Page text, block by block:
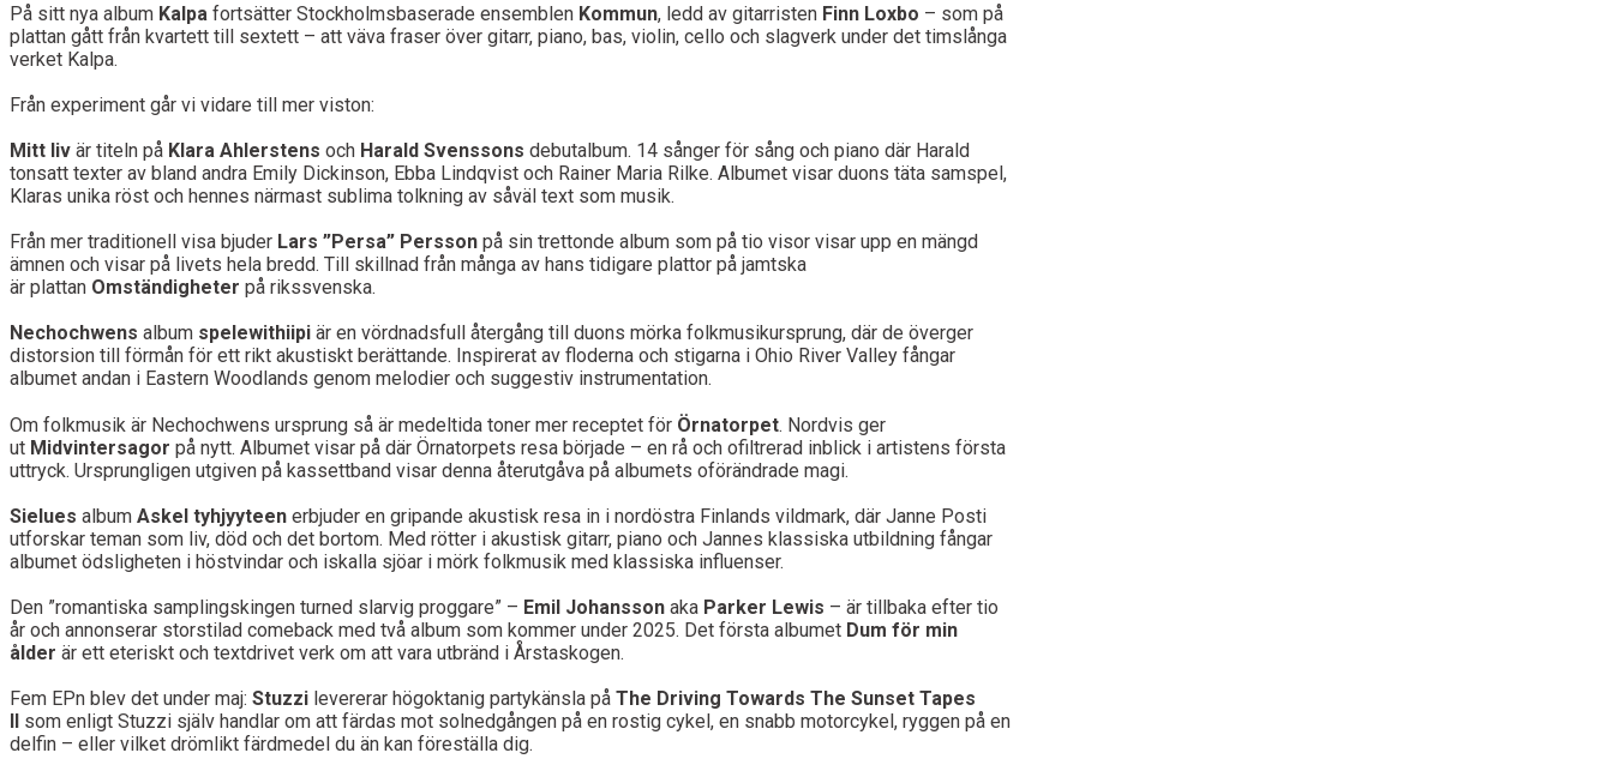
På sitt nya album Kalpa fortsätter Stockholmsbaserade ensemblen Kommun, ledd av gitarristen Finn Loxbo – som på
plattan gått från kvartett till sextett – att väva fraser över gitarr, piano, bas, violin, cello och slagverk under det timslånga
verket Kalpa.
Från experiment går vi vidare till mer viston:
Mitt liv är titeln på Klara Ahlerstens och Harald Svenssons debutalbum. 14 sånger för sång och piano där Harald
tonsatt texter av bland andra Emily Dickinson, Ebba Lindqvist och Rainer Maria Rilke. Albumet visar duons täta samspel,
Klaras unika röst och hennes närmast sublima tolkning av såväl text som musik.
Från mer traditionell visa bjuder Lars ”Persa” Persson på sin trettonde album som på tio visor visar upp en mängd
ämnen och visar på livets hela bredd. Till skillnad från många av hans tidigare plattor på jamtska
är plattan Omständigheter på rikssvenska.
Nechochwens album spelewithiipi är en vördnadsfull återgång till duons mörka folkmusikursprung, där de överger
distorsion till förmån för ett rikt akustiskt berättande. Inspirerat av floderna och stigarna i Ohio River Valley fångar
albumet andan i Eastern Woodlands genom melodier och suggestiv instrumentation.
Om folkmusik är Nechochwens ursprung så är medeltida toner mer receptet för Örnatorpet. Nordvis ger
ut Midvintersagor på nytt. Albumet visar på där Örnatorpets resa började – en rå och ofiltrerad inblick i artistens första
uttryck. Ursprungligen utgiven på kassettband visar denna återutgåva på albumets oförändrade magi.
Sielues album Askel tyhjyyteen erbjuder en gripande akustisk resa in i nordöstra Finlands vildmark, där Janne Posti
utforskar teman som liv, död och det bortom. Med rötter i akustisk gitarr, piano och Jannes klassiska utbildning fångar
albumet ödsligheten i höstvindar och iskalla sjöar i mörk folkmusik med klassiska influenser.
Den ”romantiska samplingskingen turned slarvig proggare” – Emil Johansson aka Parker Lewis – är tillbaka efter tio
år och annonserar storstilad comeback med två album som kommer under 2025. Det första albumet Dum för min
ålder är ett eteriskt och textdrivet verk om att vara utbränd i Årstaskogen.
Fem EPn blev det under maj: Stuzzi levererar högoktanig partykänsla på The Driving Towards The Sunset Tapes
II som enligt Stuzzi själv handlar om att färdas mot solnedgången på en rostig cykel, en snabb motorcykel, ryggen på en
delfin – eller vilket drömlikt färdmedel du än kan föreställa dig.